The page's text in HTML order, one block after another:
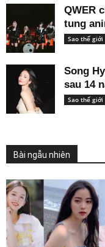
QWER
tung
Sao thế giới
Song
sau 14
Sao thế giới
Bài ngẫu nhiên